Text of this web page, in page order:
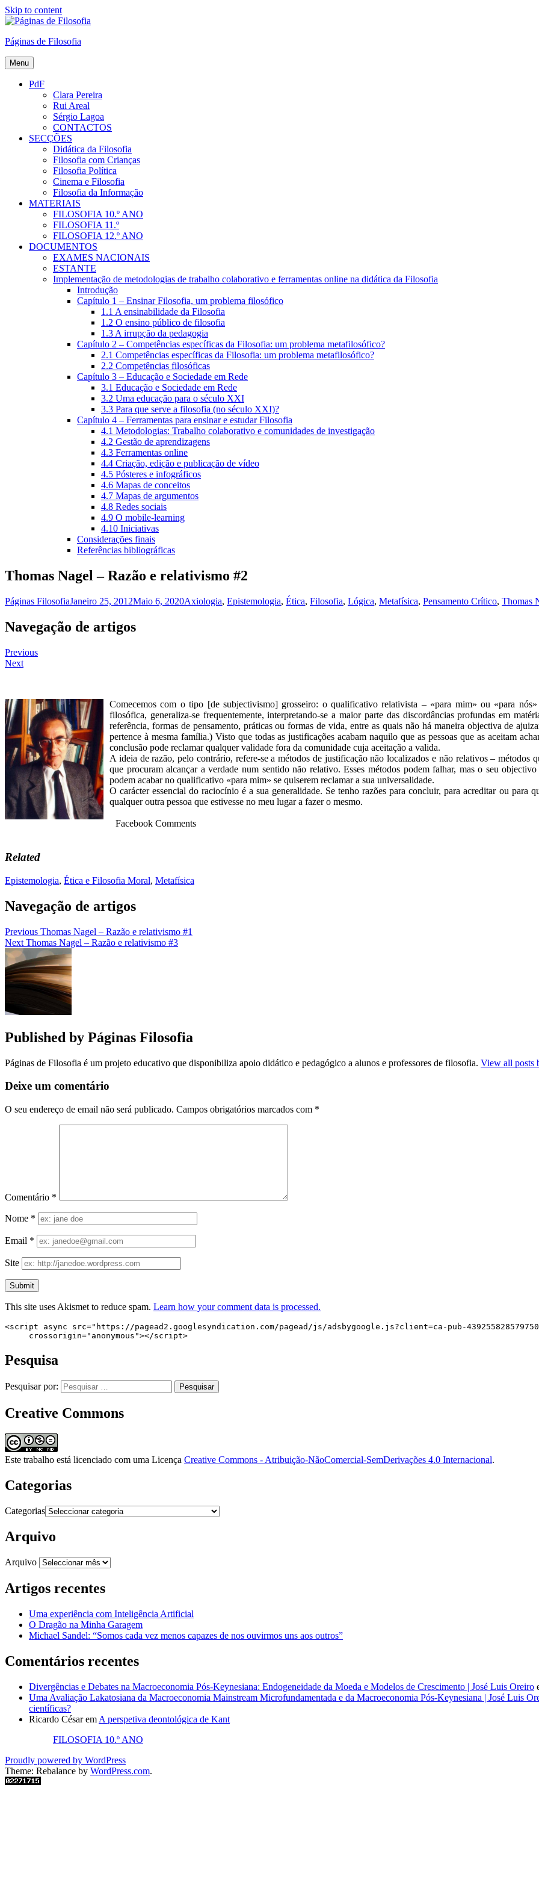
Skip to content
Páginas de Filosofia
Menu
PdF
Clara Pereira
Rui Areal
Sérgio Lagoa
CONTACTOS
SECÇÕES
Didática da Filosofia
Filosofia com Crianças
Filosofia Política
Cinema e Filosofia
Filosofia da Informação
MATERIAIS
FILOSOFIA 10.º ANO
FILOSOFIA 11.º
FILOSOFIA 12.º ANO
DOCUMENTOS
EXAMES NACIONAIS
ESTANTE
Implementação de metodologias de trabalho colaborativo e ferramentas online na didática da Filosofia
Introdução
Capítulo 1 – Ensinar Filosofia, um problema filosófico
1.1 A ensinabilidade da Filosofia
1.2 O ensino público de filosofia
1.3 A irrupção da pedagogia
Capítulo 2 – Competências específicas da Filosofia: um problema metafilosófico?
2.1 Competências específicas da Filosofia: um problema metafilosófico?
2.2 Competências filosóficas
Capítulo 3 – Educação e Sociedade em Rede
3.1 Educação e Sociedade em Rede
3.2 Uma educação para o século XXI
3.3 Para que serve a filosofia (no século XXI)?
Capítulo 4 – Ferramentas para ensinar e estudar Filosofia
4.1 Metodologias: Trabalho colaborativo e comunidades de investigação
4.2 Gestão de aprendizagens
4.3 Ferramentas online
4.4 Criação, edição e publicação de vídeo
4.5 Pósteres e infográficos
4.6 Mapas de conceitos
4.7 Mapas de argumentos
4.8 Redes sociais
4.9 O mobile-learning
4.10 Iniciativas
Considerações finais
Referências bibliográficas
Thomas Nagel – Razão e relativismo #2
Páginas FilosofiaJaneiro 25, 2012Maio 6, 2020Axiologia, Epistemologia, Ética, Filosofia, Lógica, Metafísica, Pensamento Crítico, Thomas
Navegação de artigos
Previous
Next
Comecemos com o tipo [de subjectivismo] grosseiro: o qualificativo relativista – «para mim» ou «para
filosófica, generaliza-se frequentemente, interpretando-se a maior parte das discordâncias profundas em
referência, formas de pensamento, práticas ou formas de vida, entre as quais não há maneira objectiva de
pertence à mesma família.) Visto que todas as justificações acabam naquilo que as pessoas que as aceitam
conclusão pode reclamar qualquer validade fora da comunidade cuja aceitação a valida.
A ideia de razão, pelo contrário, refere-se a métodos de justificação não localizados e não relativos – métodos
que procuram alcançar a verdade num sentido não relativo. Esses métodos podem falhar, mas o seu
podem acabar no qualificativo «para mim» se quiserem reclamar a sua universalidade.
O carácter essencial do raciocínio é a sua generalidade. Se tenho razões para concluir, para acreditar ou para
qualquer outra pessoa que estivesse no meu lugar a fazer o mesmo.
Facebook Comments
Related
Epistemologia, Ética e Filosofia Moral, Metafísica
Navegação de artigos
Previous Thomas Nagel – Razão e relativismo #1
Next Thomas Nagel – Razão e relativismo #3
Published by Páginas Filosofia
Páginas de Filosofia é um projeto educativo que disponibiliza apoio didático e pedagógico a alunos e professores de filosofia. View all posts
Deixe um comentário
O seu endereço de email não será publicado. Campos obrigatórios marcados com *
Comentário *
Nome *
Email *
Site
This site uses Akismet to reduce spam. Learn how your comment data is processed.
<script async src="https://pagead2.googlesyndication.com/pagead/js/adsbygoogle.js?client=ca-pub-
     crossorigin="anonymous"></script>
Pesquisa
Pesquisar por:
Creative Commons
Este trabalho está licenciado com uma Licença Creative Commons - Atribuição-NãoComercial-SemDerivações 4.0 Internacional.
Categorias
Categorias
Arquivo
Arquivo
Artigos recentes
Uma experiência com Inteligência Artificial
O Dragão na Minha Garagem
Michael Sandel: “Somos cada vez menos capazes de nos ouvirmos uns aos outros”
Comentários recentes
Divergências e Debates na Macroeconomia Pós-Keynesiana: Endogeneidade da Moeda e Modelos de Crescimento | José Luis Oreiro
Uma Avaliação Lakatosiana da Macroeconomia Mainstream Microfundamentada e da Macroeconomia Pós-Keynesiana | José Luis
científicas?
Ricardo Césarem A perspetiva deontológica de Kant
FILOSOFIA 10.º ANO
Proudly powered by WordPress
Theme: Rebalance by WordPress.com.